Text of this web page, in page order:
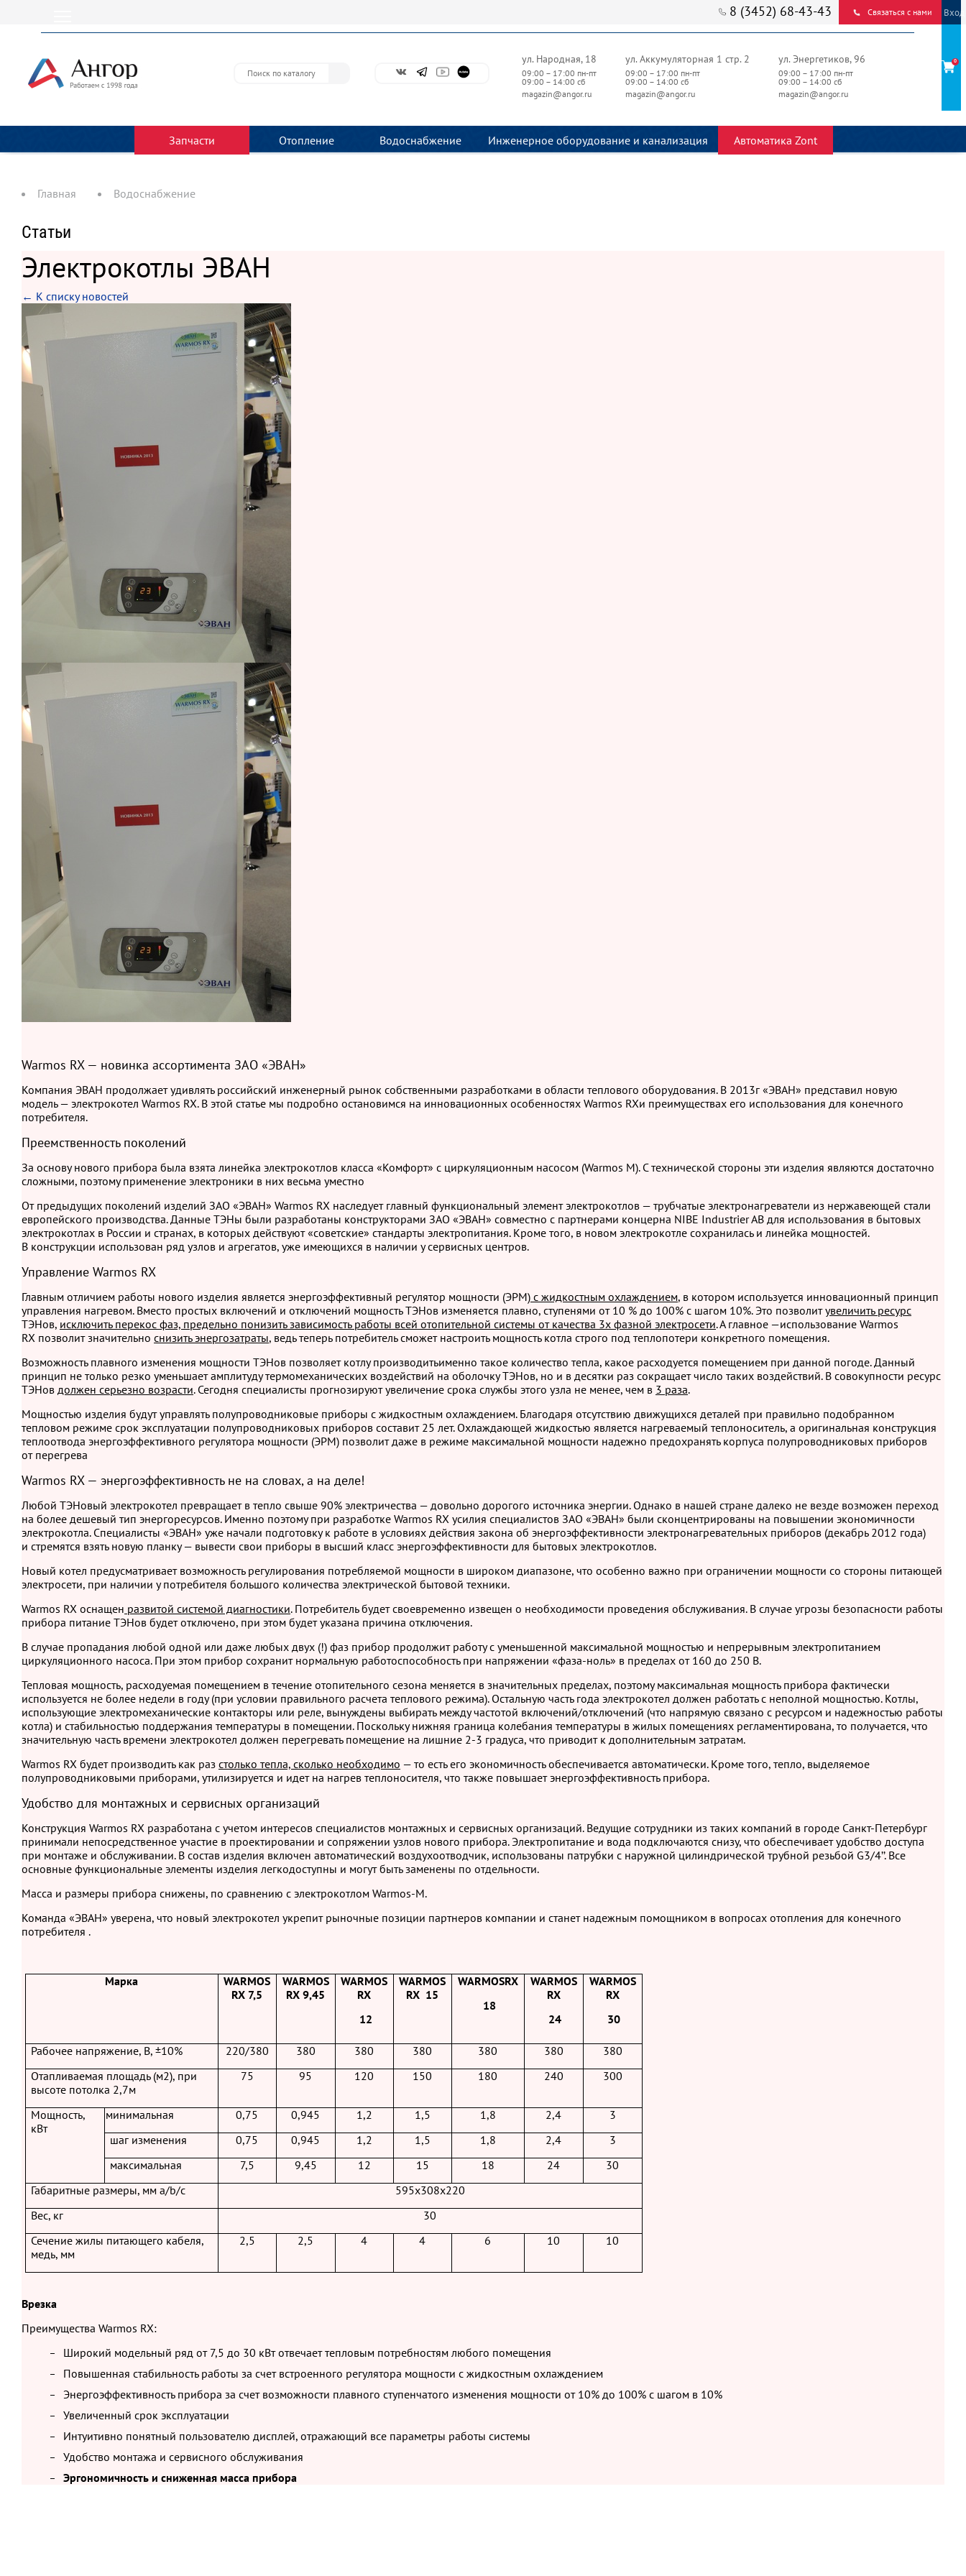
8 (3452) 68-43-43 Связаться с нами
ул. Народная, 18
09:00 – 17:00 пн-пт
09:00 – 14:00 сб
magazin@angor.ru
ул. Аккумуляторная 1 стр. 2
09:00 – 17:00 пн-пт
09:00 – 14:00 сб
magazin@angor.ru
ул. Энергетиков, 96
09:00 – 17:00 пн-пт
09:00 – 14:00 сб
magazin@angor.ru
Запчасти Отопление Водоснабжение Инженерное оборудование и канализация Автоматика Zont
Вход
0
Главная Водоснабжение
Статьи
Электрокотлы ЭВАН
← К списку новостей
Warmos RX — новинка ассортимента ЗАО «ЭВАН»
Компания ЭВАН продолжает удивлять российский инженерный рынок собственными разработками в области теплового оборудования. В 2013г «ЭВАН» представил новую
модель — электрокотел Warmos RX. В этой статье мы подробно остановимся на инновационных особенностях Warmos RXи преимуществах его использования для конечного
потребителя.
Преемственность поколений
За основу нового прибора была взята линейка электрокотлов класса «Комфорт» с циркуляционным насосом (Warmos M). С технической стороны эти изделия являются достаточно
сложными, поэтому применение электроники в них весьма уместно
От предыдущих поколений изделий ЗАО «ЭВАН» Warmos RX наследует главный функциональный элемент электрокотлов — трубчатые электронагреватели из нержавеющей стали
европейского производства. Данные ТЭНы были разработаны конструкторами ЗАО «ЭВАН» совместно с партнерами концерна NIBE Industrier AB для использования в бытовых
электрокотлах в России и странах, в которых действуют «советские» стандарты электропитания. Кроме того, в новом электрокотле сохранилась и линейка мощностей.
В конструкции использован ряд узлов и агрегатов, уже имеющихся в наличии у сервисных центров.
Управление Warmos RX
Главным отличием работы нового изделия является энергоэффективный регулятор мощности (ЭРМ) с жидкостным охлаждением, в котором используется инновационный принцип
управления нагревом. Вместо простых включений и отключений мощность ТЭНов изменяется плавно, ступенями от 10 % до 100% с шагом 10%. Это позволитувеличить ресурс
ТЭНов, исключить перекос фаз, предельно понизить зависимость работы всей отопительной системы от качества 3х фазной электросети. А главное —использование Warmos
RX позволит значительно снизить энергозатраты, ведь теперь потребитель сможет настроить мощность котла строго под теплопотери конкретного помещения.
Возможность плавного изменения мощности ТЭНов позволяет котлу производитьименно такое количество тепла, какое расходуется помещением при данной погоде. Данный
принцип не только резко уменьшает амплитуду термомеханических воздействий на оболочку ТЭНов, но и в десятки раз сокращает число таких воздействий. В совокупности ресурс
ТЭНов должен серьезно возрасти. Сегодня специалисты прогнозируют увеличение срока службы этого узла не менее, чем в 3 раза.
Мощностью изделия будут управлять полупроводниковые приборы с жидкостным охлаждением. Благодаря отсутствию движущихся деталей при правильно подобранном
тепловом режиме срок эксплуатации полупроводниковых приборов составит 25 лет. Охлаждающей жидкостью является нагреваемый теплоноситель, а оригинальная конструкция
теплоотвода энергоэффективного регулятора мощности (ЭРМ) позволит даже в режиме максимальной мощности надежно предохранять корпуса полупроводниковых приборов
от перегрева
Warmos RX — энергоэффективность не на словах, а на деле!
Любой ТЭНовый электрокотел превращает в тепло свыше 90% электричества — довольно дорогого источника энергии. Однако в нашей стране далеко не везде возможен переход
на более дешевый тип энергоресурсов. Именно поэтому при разработке Warmos RX усилия специалистов ЗАО «ЭВАН» были сконцентрированы на повышении экономичности
электрокотла. Специалисты «ЭВАН» уже начали подготовку к работе в условиях действия закона об энергоэффективности электронагревательных приборов (декабрь 2012 года)
и стремятся взять новую планку — вывести свои приборы в высший класс энергоэффективности для бытовых электрокотлов.
Новый котел предусматривает возможность регулирования потребляемой мощности в широком диапазоне, что особенно важно при ограничении мощности со стороны питающей
электросети, при наличии у потребителя большого количества электрической бытовой техники.
Warmos RX оснащен развитой системой диагностики. Потребитель будет своевременно извещен о необходимости проведения обслуживания. В случае угрозы безопасности работы
прибора питание ТЭНов будет отключено, при этом будет указана причина отключения.
В случае пропадания любой одной или даже любых двух (!) фаз прибор продолжит работу с уменьшенной максимальной мощностью и непрерывным электропитанием
циркуляционного насоса. При этом прибор сохранит нормальную работоспособность при напряжении «фаза-ноль» в пределах от 160 до 250 В.
Тепловая мощность, расходуемая помещением в течение отопительного сезона меняется в значительных пределах, поэтому максимальная мощность прибора фактически
используется не более недели в году (при условии правильного расчета теплового режима). Остальную часть года электрокотел должен работать с неполной мощностью. Котлы,
использующие электромеханические контакторы или реле, вынуждены выбирать между частотой включений/отключений (что напрямую связано с ресурсом и надежностью работы
котла) и стабильностью поддержания температуры в помещении. Поскольку нижняя граница колебания температуры в жилых помещениях регламентирована, то получается, что
значительную часть времени электрокотел должен перегревать помещение на лишние 2-3 градуса, что приводит к дополнительным затратам.
Warmos RX будет производить как раз столько тепла, сколько необходимо — то есть его экономичность обеспечивается автоматически. Кроме того, тепло, выделяемое
полупроводниковыми приборами, утилизируется и идет на нагрев теплоносителя, что также повышает энергоэффективность прибора.
Удобство для монтажных и сервисных организаций
Конструкция Warmos RX разработана с учетом интересов специалистов монтажных и сервисных организаций. Ведущие сотрудники из таких компаний в городе Санкт-Петербург
принимали непосредственное участие в проектировании и сопряжении узлов нового прибора. Электропитание и вода подключаются снизу, что обеспечивает удобство доступа
при монтаже и обслуживании. В состав изделия включен автоматический воздухоотводчик, использованы патрубки с наружной цилиндрической трубной резьбой G3/4’’. Все
основные функциональные элементы изделия легкодоступны и могут быть заменены по отдельности.
Масса и размеры прибора снижены, по сравнению с электрокотлом Warmos-M.
Команда «ЭВАН» уверена, что новый электрокотел укрепит рыночные позиции партнеров компании и станет надежным помощником в вопросах отопления для конечного
потребителя .
Марка
WARMOS
RX 7,5
WARMOS
RX 9,45
WARMOS
RX
12
WARMOS
RX 15
WARMOSRX
18
WARMOS
RX
24
WARMOS
RX
30
Рабочее напряжение, В, ±10% 220/380 380 380 380 380 380
380
Отапливаемая площадь (м2), при
высоте потолка 2,7м
75 95 120 150 180 240 300
Мощность,
кВт
минимальная 0,75 0,945 1,2 1,5 1,8 2,4
3
шаг изменения
0,75 0,945 1,2 1,5 1,8 2,4
3
максимальная
7,5 9,45 12 15 18 24
30
Габаритные размеры, мм a/b/c
595х308х220
Вес, кг
30
Сечение жилы питающего кабеля,
медь, мм
2,5 2,5 4 4 6 10 10
Врезка
Преимущества Warmos RX:
Широкий модельный ряд от 7,5 до 30 кВт отвечает тепловым потребностям любого помещения
Повышенная стабильность работы за счет встроенного регулятора мощности с жидкостным охлаждением
Энергоэффективность прибора за счет возможности плавного ступенчатого изменения мощности от 10% до 100% с шагом в 10%
Увеличенный срок эксплуатации
Интуитивно понятный пользователю дисплей, отражающий все параметры работы системы
Удобство монтажа и сервисного обслуживания
Эргономичность и сниженная масса прибора